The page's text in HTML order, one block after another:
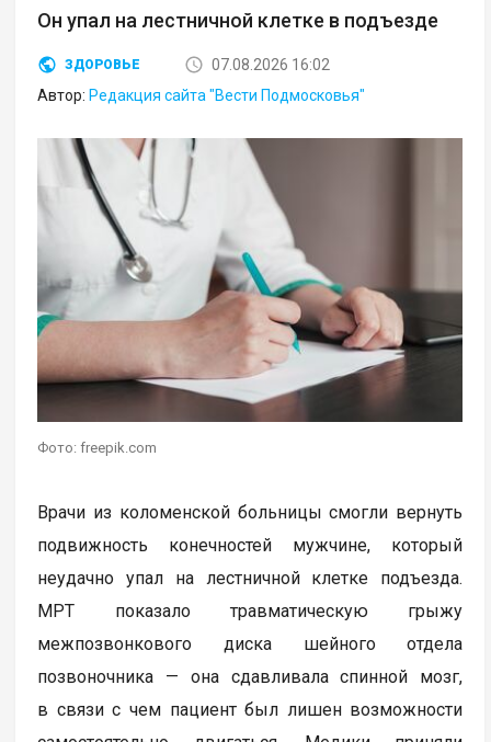
Он упал на лестничной клетке в подъезде
ЗДОРОВЬЕ
07.08.2026 16:02
Автор: Редакция сайта "Вести Подмосковья"
Фото: freepik.com
Врачи из коломенской больницы смогли вернуть
подвижность конечностей мужчине, который
неудачно упал на лестничной клетке подъезда.
МРТ показало травматическую грыжу
межпозвонкового диска шейного отдела
позвоночника — она сдавливала спинной мозг,
в связи с чем пациент был лишен возможности